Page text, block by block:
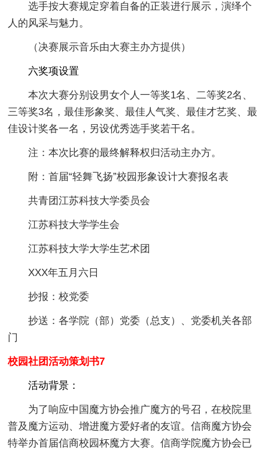
选手按大赛规定穿着自备的正装进行展示，演绎个
人的风采与魅力。
（决赛展示音乐由大赛主办方提供）
六奖项设置
本次大赛分别设男女个人一等奖1名、二等奖2名、
三等奖3名，最佳形象奖、最佳人气奖、最佳才艺奖、最
佳设计奖各一名，另设优秀选手奖若干名。
注：本次比赛的最终解释权归活动主办方。
附：首届“轻舞飞扬”校园形象设计大赛报名表
共青团江苏科技大学委员会
江苏科技大学学生会
江苏科技大学大学生艺术团
XXX年五月六日
抄报：校党委
抄送：各学院（部）党委（总支）、党委机关各部
门
校园社团活动策划书7
活动背景：
为了响应中国魔方协会推广魔方的号召，在校院里
普及魔方运动、增进魔方爱好者的友谊。信商魔方协会
特举办首届信商校园杯魔方大赛。信商学院魔方协会已